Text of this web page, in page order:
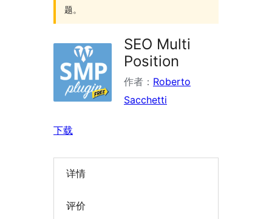
题。
SEO Multi
Position
作者： Roberto
Sacchetti
下载
详情
评价